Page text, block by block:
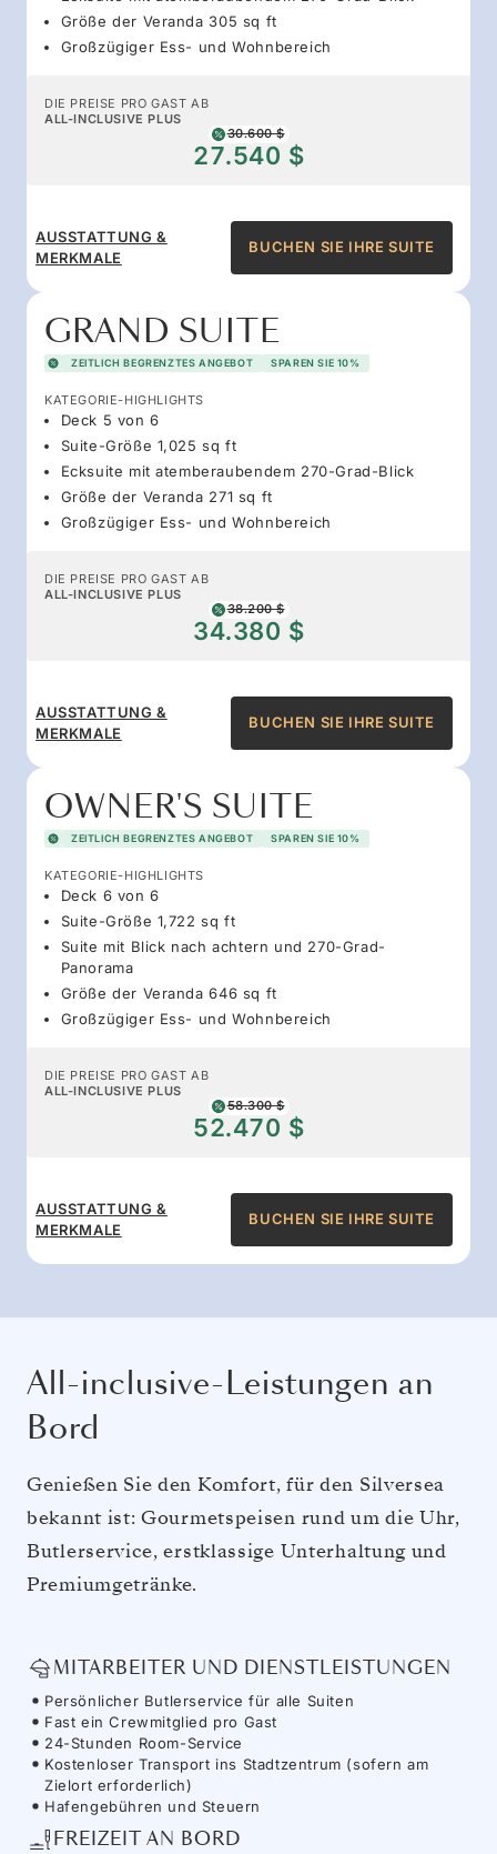
Größe der Veranda 305 sq ft
Großzügiger Ess- und Wohnbereich
DIE PREISE PRO GAST AB
ALL-INCLUSIVE PLUS
30.600 $
27.540 $
AUSSTATTUNG &
MERKMALE
BUCHEN SIE IHRE SUITE
GRAND SUITE
ZEITLICH BEGRENZTES ANGEBOT SPAREN SIE 10%
KATEGORIE-HIGHLIGHTS
Deck 5 von 6
Suite-Größe 1,025 sq ft
Ecksuite mit atemberaubendem 270-Grad-Blick
Größe der Veranda 271 sq ft
Großzügiger Ess- und Wohnbereich
DIE PREISE PRO GAST AB
ALL-INCLUSIVE PLUS
38.200 $
34.380 $
AUSSTATTUNG &
MERKMALE
BUCHEN SIE IHRE SUITE
OWNER'S SUITE
ZEITLICH BEGRENZTES ANGEBOT SPAREN SIE 10%
KATEGORIE-HIGHLIGHTS
Deck 6 von 6
Suite-Größe 1,722 sq ft
Suite mit Blick nach achtern und 270-Grad-
Panorama
Größe der Veranda 646 sq ft
Großzügiger Ess- und Wohnbereich
DIE PREISE PRO GAST AB
ALL-INCLUSIVE PLUS
58.300 $
52.470 $
AUSSTATTUNG &
MERKMALE
BUCHEN SIE IHRE SUITE
All-inclusive-Leistungen an
Bord
Genießen Sie den Komfort, für den Silversea
bekannt ist: Gourmetspeisen rund um die Uhr,
Butlerservice, erstklassige Unterhaltung und
Premiumgetränke.
MITARBEITER UND DIENSTLEISTUNGEN
Persönlicher Butlerservice für alle Suiten
Fast ein Crewmitglied pro Gast
24-Stunden Room-Service
Kostenloser Transport ins Stadtzentrum (sofern am
Zielort erforderlich)
Hafengebühren und Steuern
FREIZEIT AN BORD